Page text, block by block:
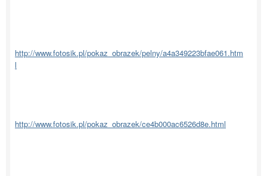
http://www.fotosik.pl/pokaz_obrazek/pelny/a4a349223bfae061.htm
l
http://www.fotosik.pl/pokaz_obrazek/ce4b000ac6526d8e.html